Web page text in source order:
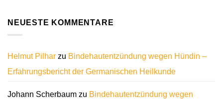
NEUESTE KOMMENTARE
Helmut Pilhar zu Bindehautentzündung wegen Hündin –
Erfahrungsbericht der Germanischen Heilkunde
Johann Scherbaum zu Bindehautentzündung wegen